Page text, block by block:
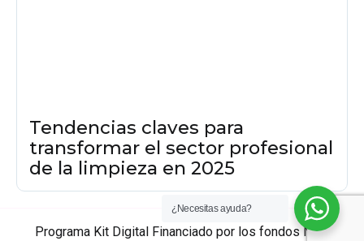
Tendencias claves para
transformar el sector profesional
de la limpieza en 2025
Programa Kit Digital Financiado por los fondos Next
¿Necesitas ayuda?